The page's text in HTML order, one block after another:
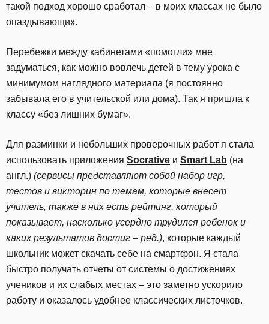
такой подход хорошо сработал – в моих классах не было
опаздывающих.
Перебежки между кабинетами «помогли» мне
задуматься, как можно вовлечь детей в тему урока с
минимумом наглядного материала (я постоянно
забывала его в учительской или дома). Так я пришла к
классу «без лишних бумаг».
Для разминки и небольших проверочных работ я стала
использовать приложения Socrative и Smart Lab (на
англ.) (сервисы представляют собой набор игр,
тестов и викторин по темам, которые внесет
учитель, также в них есть рейтинг, который
показывает, насколько усердно трудился ребенок и
каких результатов достиг – ред.), которые каждый
школьник может скачать себе на смартфон. Я стала
быстро получать отчеты от системы о достижениях
учеников и их слабых местах – это заметно ускорило
работу и оказалось удобнее классических листочков.